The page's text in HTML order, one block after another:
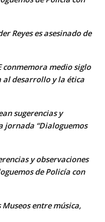
Reyes es asesinado de
conmemora medio siglo
al desarrollo y la ética
sugerencias y
jornada “Dialoguemos
y observaciones
de Policía con
entre música,